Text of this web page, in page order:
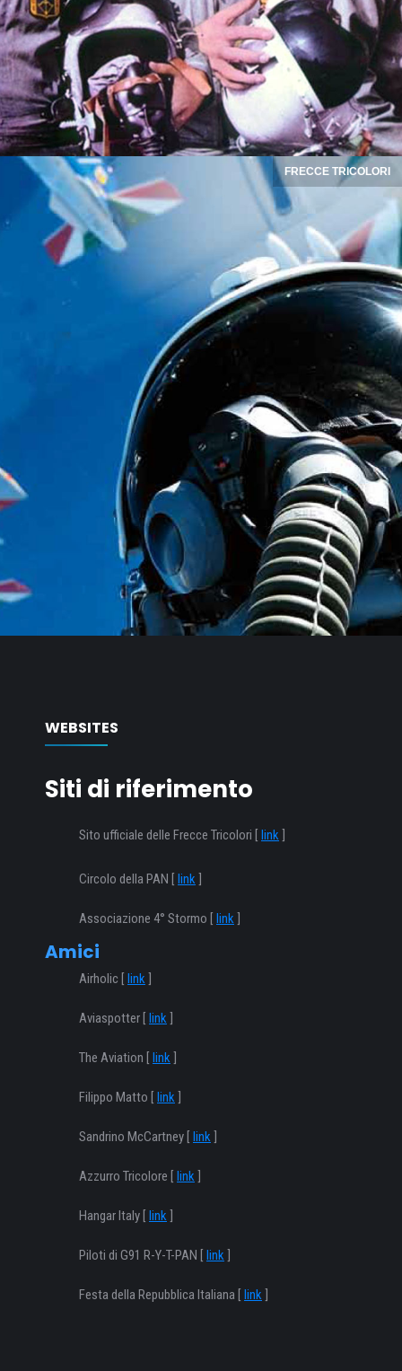
FRECCE TRICOLORI
WEBSITES
Siti di riferimento
Sito ufficiale delle Frecce Tricolori [ link]
Circolo della PAN [ link]
Associazione 4° Stormo [ link]
Amici
Airholic [ link]
Aviaspotter [ link]
The Aviation [ link]
Filippo Matto [ link]
Sandrino McCartney [ link]
Azzurro Tricolore [ link]
Hangar Italy [ link]
Piloti di G91 R-Y-T-PAN [ link]
Festa della Repubblica Italiana [ link]